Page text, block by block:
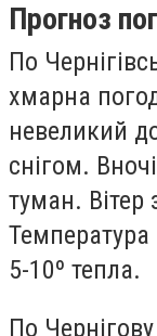
Прогноз
По
хмарна
невеликий
снігом.
туман. Вітер
Температура
5-10º тепла.
По